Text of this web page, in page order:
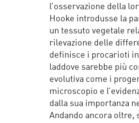
l’osservazione della
Hooke introdusse la
un tessuto vegetale
rilevazione delle
definisce i procarioti
laddove sarebbe più
evolutiva come i
microscopio e
dalla sua importanza
Andando ancora